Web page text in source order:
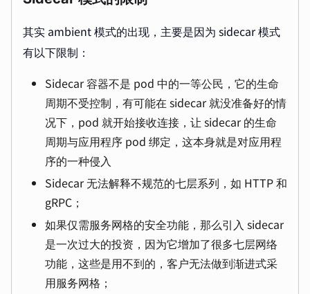
其实 ambient 模式的出现，主要是因为 sidecar 模式
有以下限制：
Sidecar 容器不是 pod 中的一等公民，它的生命
周期不受控制，有可能在 sidecar 就没准备好的情
况下，pod 就开始接收连接，让 sidecar 的生命
周期与应用程序 pod 绑定，这本身就是对应用程
序的一种侵入
Sidecar 无法解释不规范的七层系列，如 HTTP 和
gRPC；
如果仅需服务网格的安全功能，那么引入 sidecar
是一次过大的投资，因为它增加了很多七层网络
功能，这些是用不到的，客户无法做到渐进式采
用服务网格；